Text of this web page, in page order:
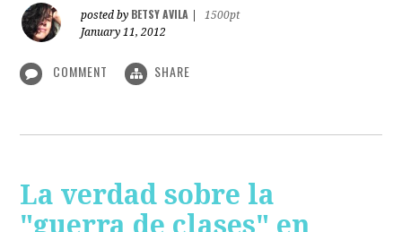
posted by BETSY AVILA
1500pt
January 11, 2012
COMMENT SHARE
La verdad sobre la
"guerra de clases" en